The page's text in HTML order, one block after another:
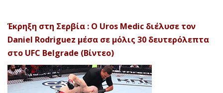
Έκρηξη στη Σερβία : Ο Uros Medic διέλυσε τον
Daniel Rodriguez μέσα σε μόλις 30 δευτερόλεπτα
στο UFC Belgrade (Βίντεο)